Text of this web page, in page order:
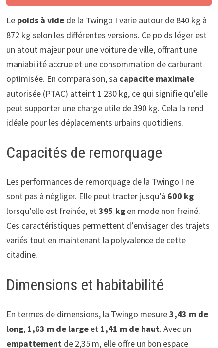
Le poids à videde la Twingo I varie autour de 840 kg à
872 kg selon les différentes versions. Ce poids léger est
un atout majeur pour une voiture de ville, offrant une
maniabilité accrue et une consommation de carburant
optimisée. En comparaison, sa capacite maximale
autorisée (PTAC) atteint 1 230 kg, ce qui signifie qu’elle
peut supporter une charge utile de 390 kg. Cela la rend
idéale pour les déplacements urbains quotidiens.
Capacités de remorquage
Les performances de remorquage de la Twingo I ne
sont pas à négliger. Elle peut tracter jusqu’à 600 kg
lorsqu’elle est freinée, et395 kgen mode non freiné.
Ces caractéristiques permettent d’envisager des trajets
variés tout en maintenant la polyvalence de cette
citadine.
Dimensions et habitabilité
En termes de dimensions, la Twingo mesure3,43 m de
long, 1,63 m de largeet 1,41 m de haut. Avec un
empattementde 2,35 m, elle offre un bon espace